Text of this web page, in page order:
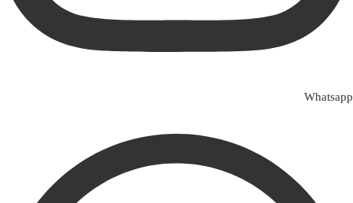
Whatsapp